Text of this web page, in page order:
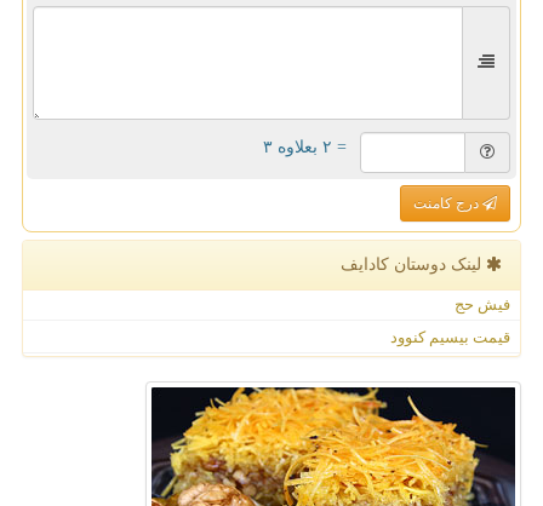
= ۲ بعلاوه ۳
درج کامنت
لینک دوستان كادایف
فیش حج
قیمت بیسیم کنوود